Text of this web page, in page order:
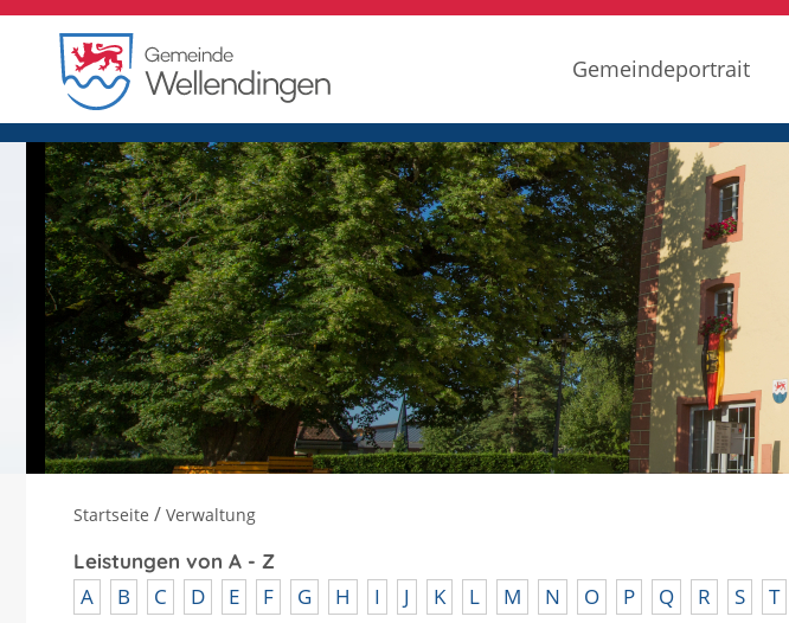
Gemeindeportrait
Startseite / Verwaltung
Leistungen von A - Z
A B C D E F G H I J K L M N O P Q R S T